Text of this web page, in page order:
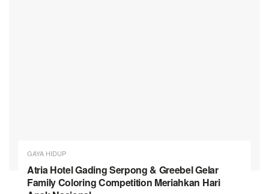
GAYA HIDUP
Atria Hotel Gading Serpong & Greebel Gelar
Family Coloring Competition Meriahkan Hari